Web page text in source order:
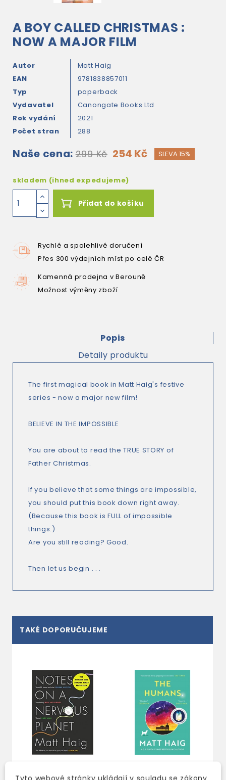
A BOY CALLED CHRISTMAS :
NOW A MAJOR FILM
Autor
Matt Haig
EAN
9781838857011
Typ
paperback
Vydavatel
Canongate Books Ltd
Rok vydání
2021
Počet stran
288
Naše cena: 299 Kč 254 Kč SLEVA 15%
skladem (ihned expedujeme)
Přidat do košíku
Rychlé a spolehlivé doručení
Přes 300 výdejních míst po celé ČR
Kamenná prodejna v Berouně
Možnost výměny zboží
Popis
Detaily produktu
The first magical book in Matt Haig's festive
series - now a major new film!
BELIEVE IN THE IMPOSSIBLE
You are about to read the TRUE STORY of
Father Christmas.
If you believe that some things are impossible,
you should put this book down right away.
(Because this book is FULL of impossible
things.)
Are you still reading? Good.
Then let us begin . . .
TAKÉ DOPORUČUJEME